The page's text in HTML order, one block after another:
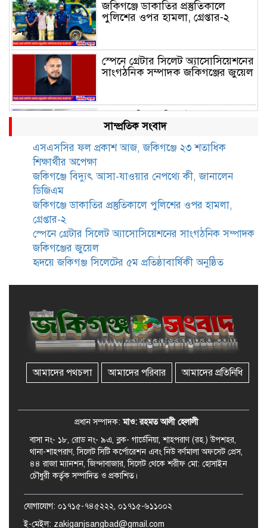
জকিগঞ্জে ডাকাতির প্রস্তুতিকালে
পুলিশের ওপর হামলা, গ্রেপ্তার-২
স্পেনে গ্রেটার সিলেট অ্যাসোসিয়েশনের
সাংগঠনিক সম্পাদক জকিগঞ্জের জুয়েল
প্রতিষ্ঠাবার্ষিকী অনুষ্ঠিত
জকিগঞ্জে সীমান্ত ভাঙন পরিদর্শনে ভূমি
রেকর্ড ও জরিপ অধিদপ্তরের
জকিগঞ্জে নারী ও শিশু নির্যাতন ও
বাল্যবিবাহ প্রতিরোধে আন্তঃকলেজ
জকিগঞ্জে বালাউট ছাহেব বাড়ীর
জকিগঞ্জে সাজাপ্রাপ্ত আসামিসহ
গ্রেফতার ২
সাম্প্রতিক সংবাদ
এসএসসির ফল প্রকাশ আজ, জকিগঞ্জে ২৩ শতাধিক
শিক্ষার্থীর অপেক্ষা
জকিগঞ্জে বিদ্যুৎ আসা-যাওয়ার নেপথ্যে কী, জানালেন
ডিজিএম
জকিগঞ্জে ডাকাতির প্রস্তুতিকালে পুলিশের ওপর হামলা,
গ্রেপ্তার-২
স্পেনে গ্রেটার সিলেট অ্যাসোসিয়েশনের সাংগঠনিক সম্পাদক
জকিগঞ্জের জুয়েল
হৃদয়ে জকিগঞ্জ সিলেটের ৫ম প্রতিষ্ঠাবার্ষিকী অনুষ্ঠিত
আমাদের পথচলা আমাদের পরিবার আমাদের প্রতিনিধি
প্রধান সম্পাদক:মাও: রহমত আলী হেলালী
বাসা নং- ১৮, রোড নং- ৯এ, ব্লক- গার্ডেনিয়া, শাহপরাণ (রহ.) উপশহর,
থানা-শাহপরাণ, সিলেট সিটি কর্পোরেশন এবং নিউ বর্ণমালা অফসেট প্রেস,
৪৪ রাজা ম্যানশন, জিন্দাবাজার, সিলেট থেকে শরীফ মো: হোসাইন
চৌধুরী কর্তৃক সম্পাদিত ও প্রকাশিত।
যোগাযোগ: ০১৭১৫-৭৪৫২২২, ০১৭১৫-৬১১০০২
ই-মেইল: zakiganjsangbad@gmail.com